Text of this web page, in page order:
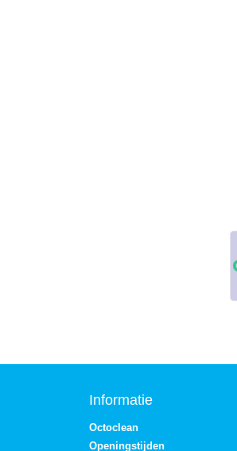
Informatie
Octoclean
Openingstijden